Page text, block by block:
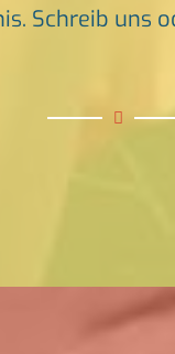
Schreib uns